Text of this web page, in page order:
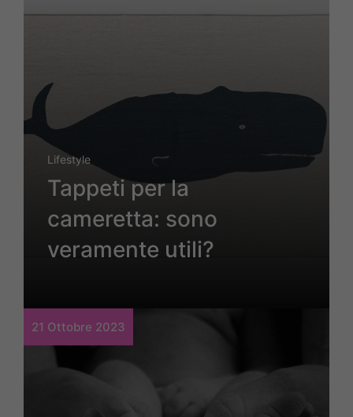
Lifestyle
Tappeti per la
cameretta: sono
veramente utili?
21 Ottobre 2023